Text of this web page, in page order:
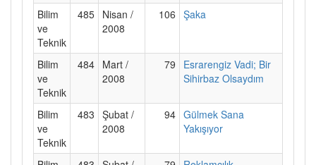
Bilim
ve
Teknik
485 Nisan /
2008
106 Şaka
Bilim
ve
Teknik
484 Mart /
2008
79
Esrarengiz Vadi; Bir
Sihirbaz Olsaydım
Bilim
ve
Teknik
483 Şubat /
2008
94 Gülmek Sana
Yakışıyor